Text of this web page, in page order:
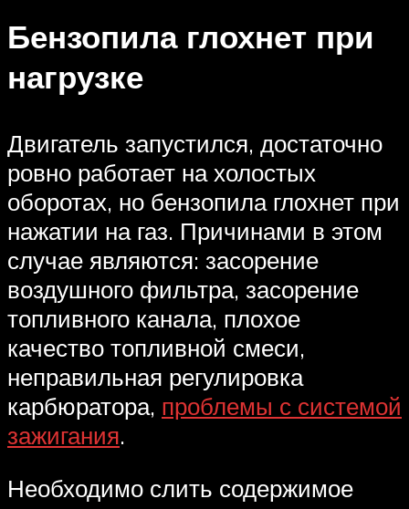
Бензопила глохнет при
нагрузке
Двигатель запустился, достаточно
ровно работает на холостых
оборотах, но бензопила глохнет при
нажатии на газ. Причинами в этом
случае являются: засорение
воздушного фильтра, засорение
топливного канала, плохое
качество топливной смеси,
неправильная регулировка
карбюратора, проблемы с системой
зажигания.
Необходимо слить содержимое